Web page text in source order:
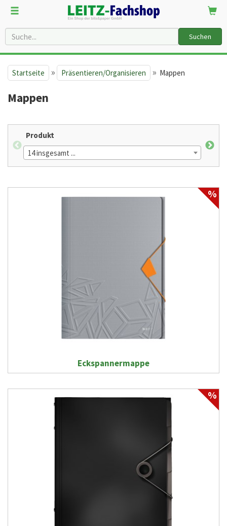
Suchen
Startseite » Präsentieren/Organisieren » Mappen
Mappen
Produkt
14 insgesamt ...
%
Eckspannermappe
%